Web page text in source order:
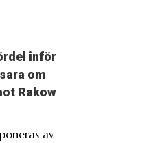
inför
om
Rakow
av